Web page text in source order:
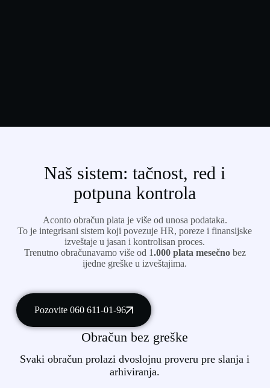
Naš sistem: tačnost, red i
potpuna kontrola
Aconto obračun plata je više od unosa podataka.
To je integrisani sistem koji povezuje HR, poreze i finansijske
izveštaje u jasan i kontrolisan proces.
Trenutno obračunavamo više od 1.000 plata mesečnobez
ijedne greške u izveštajima.
Pozovite 060 611-01-96
Obračun bez greške
Svaki obračun prolazi dvoslojnu proveru pre slanja i
arhiviranja.